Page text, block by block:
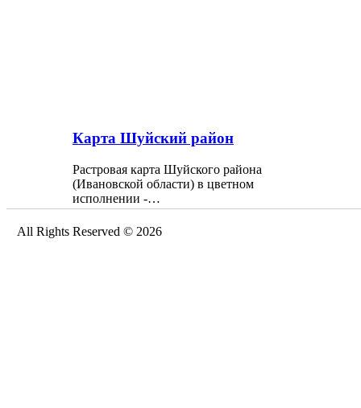
Карта Шуйский район
Растровая карта Шуйского района
(Ивановской области) в цветном
исполнении -…
All Rights Reserved © 2026